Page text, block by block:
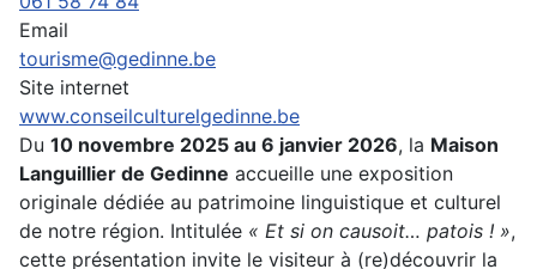
Email
tourisme@gedinne.be
Site internet
www.conseilculturelgedinne.be
Du 10 novembre 2025 au 6 janvier 2026, la Maison
Languillier de Gedinne accueille une exposition
originale dédiée au patrimoine linguistique et culturel
de notre région. Intitulée « Et si on causoit… patois ! »,
cette présentation invite le visiteur à (re)découvrir la